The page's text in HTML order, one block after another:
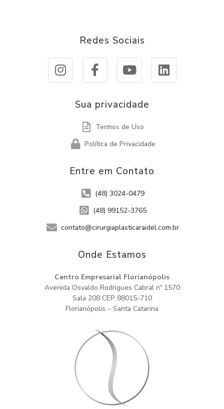
Entre em Contato
(48) 3024-0479
(48) 99152-3765
contato@cirurgiaplasticaraidel.com.br
Onde Estamos​
Centro Empresarial Florianópolis
Avenida Osvaldo Rodrigues Cabral nº 1570
Sala 208 CEP 88015-710
Florianópolis – Santa Catarina
Redes Sociais
Sua privacidade
Termos de Uso
Política de Privacidade